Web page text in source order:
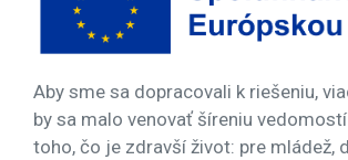
Aby sme sa dopracovali k riešeniu,
by sa malo venovať šíreniu
toho, čo je zdravší život: pre mládež,